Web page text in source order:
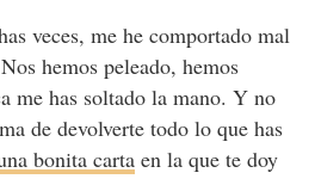
veces, me he comportado mal
hemos peleado, hemos
me has soltado la mano. Y no
de devolverte todo lo que has
bonita cartaen la que te doy